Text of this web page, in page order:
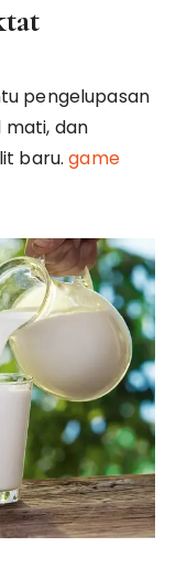
pengelupasan
mati, dan
baru.game